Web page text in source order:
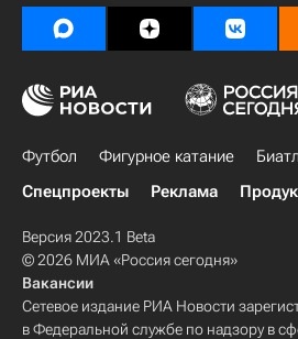
Футбол Фигурное катание
Спецпроекты
Реклама
Версия 2023.1 Beta
© 2026 МИА «Россия сегодня»
Вакансии
Сетевое издание РИА Новости
в Федеральной службе по надзору в